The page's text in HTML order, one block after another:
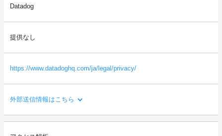
・本サイトを閲覧した端末の識別情報（識別子など）
・本サイトの直前に閲覧したサイトのURL（リファラー情報）
Datadog
提供なし
https://www.datadoghq.com/ja/legal/privacy/
外部送信情報はこちら
利用目的：